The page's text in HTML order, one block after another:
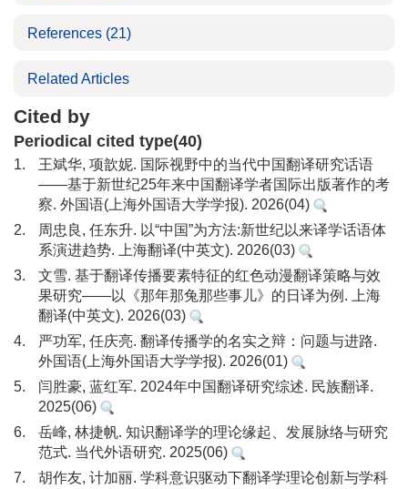
References (21)
Related Articles
Cited by
Periodical cited type(40)
1.
王斌华, 项歆妮. 国际视野中的当代中国翻译研究话语
——基于新世纪25年来中国翻译学者国际出版著作的考
察. 外国语(上海外国语大学学报). 2026(04)
2.
周忠良, 任东升. 以“中国”为方法:新世纪以来译学话语体
系演进趋势. 上海翻译(中英文). 2026(03)
3.
文雪. 基于翻译传播要素特征的红色动漫翻译策略与效
果研究——以《那年那兔那些事儿》的日译为例. 上海
翻译(中英文). 2026(03)
4.
严功军, 任庆亮. 翻译传播学的名实之辩：问题与进路.
外国语(上海外国语大学学报). 2026(01)
5.
闫胜豪, 蓝红军. 2024年中国翻译研究综述. 民族翻译.
2025(06)
6.
岳峰, 林捷帆. 知识翻译学的理论缘起、发展脉络与研究
范式. 当代外语研究. 2025(06)
7.
胡作友, 计加丽. 学科意识驱动下翻译学理论创新与学科